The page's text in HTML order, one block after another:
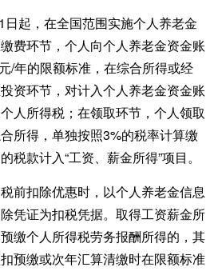
起，在全国范围实施个人养老金
费环节，个人向个人养老金资金账
/年的限额标准，在综合所得或经
资环节，对计入个人养老金资金账
人所得税；在领取环节，个人领取
所得，单独按照3%的税率计算缴
税款计入“工资、薪金所得”项目。
前扣除优惠时，以个人养老金信息
凭证为扣税凭据。取得工资薪金所
缴个人所得税劳务报酬所得的，其
预缴或次年汇算清缴时在限额标准